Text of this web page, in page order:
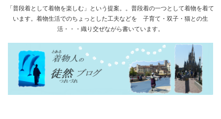
「普段着として着物を楽しむ」という提案。。普段着の一つとして着物を着て
います。着物生活でのちょっとした工夫などを 子育て・双子・猫との生
活・・・織り交ぜながら書いています。